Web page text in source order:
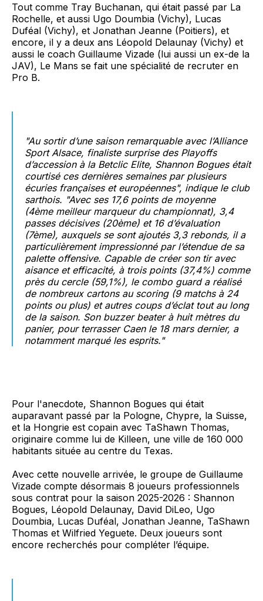
Tout comme Tray Buchanan, qui était passé par La
Rochelle, et aussi Ugo Doumbia (Vichy), Lucas
Duféal (Vichy), et Jonathan Jeanne (Poitiers), et
encore, il y a deux ans Léopold Delaunay (Vichy) et
aussi le coach Guillaume Vizade (lui aussi un ex-de la
JAV), Le Mans se fait une spécialité de recruter en
Pro B.
"Au sortir d’une saison remarquable avec l’Alliance
Sport Alsace, finaliste surprise des Playoffs
d’accession à la Betclic Elite, Shannon Bogues était
courtisé ces dernières semaines par plusieurs
écuries françaises et européennes", indique le club
sarthois. "Avec ses 17,6 points de moyenne
(4ème meilleur marqueur du championnat), 3,4
passes décisives (20ème) et 16 d’évaluation
(7ème), auxquels se sont ajoutés 3,3 rebonds, il a
particulièrement impressionné par l’étendue de sa
palette offensive. Capable de créer son tir avec
aisance et efficacité, à trois points (37,4%) comme
près du cercle (59,1%), le combo guard a réalisé
de nombreux cartons au scoring (9 matchs à 24
points ou plus) et autres coups d’éclat tout au long
de la saison. Son buzzer beater à huit mètres du
panier, pour terrasser Caen le 18 mars dernier, a
notamment marqué les esprits."
Pour l'anecdote, Shannon Bogues qui était
auparavant passé par la Pologne, Chypre, la Suisse,
et la Hongrie est copain avec TaShawn Thomas,
originaire comme lui de Killeen, une ville de 160 000
habitants située au centre du Texas.
Avec cette nouvelle arrivée, le groupe de Guillaume
Vizade compte désormais 8 joueurs professionnels
sous contrat pour la saison 2025-2026 : Shannon
Bogues, Léopold Delaunay, David DiLeo, Ugo
Doumbia, Lucas Duféal, Jonathan Jeanne, TaShawn
Thomas et Wilfried Yeguete. Deux joueurs sont
encore recherchés pour compléter l’équipe.